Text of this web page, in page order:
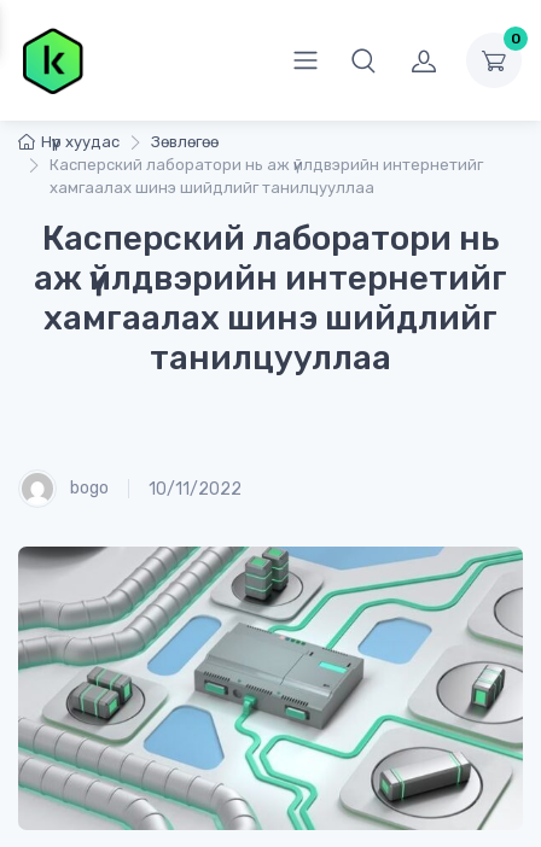
0
Нүүр хуудас
Зөвлөгөө
Касперский лаборатори нь аж үйлдвэрийн интернетийг
хамгаалах шинэ шийдлийг танилцууллаа
Касперский лаборатори нь
аж үйлдвэрийн интернетийг
хамгаалах шинэ шийдлийг
танилцууллаа
bogo 10/11/2022